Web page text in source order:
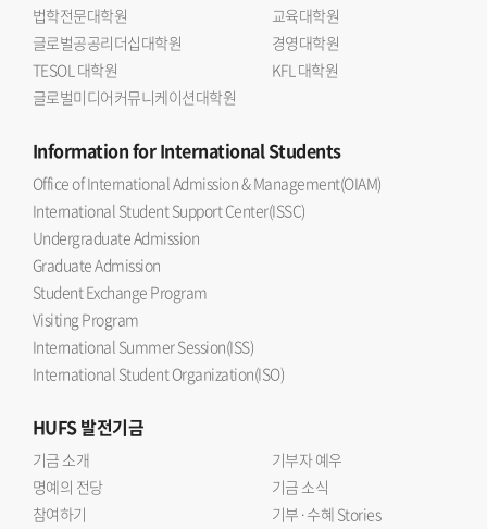
법학전문대학원
교육대학원
글로벌공공리더십대학원
경영대학원
TESOL 대학원
KFL 대학원
글로벌미디어커뮤니케이션대학원
Informationfor International Students
Office of International Admission & Management(OIAM)
International Student Support Center(ISSC)
Undergraduate Admission
Graduate Admission
Student Exchange Program
Visiting Program
International Summer Session(ISS)
International Student Organization(ISO)
HUFS발전기금
기금 소개
기부자 예우
명예의 전당
기금 소식
참여하기
기부·수혜 Stories